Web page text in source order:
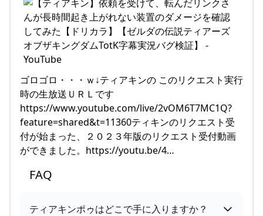
ゴロゴロ・・・ｗ↓ティアキンの このリクエスト実行
時の生放送ＵＲＬです
https://www.youtube.com/live/2vOM6T7MC1Q?
feature=shared&t=11360ティキンのリクエスト受
付が始まった、２０２３年版のリクエスト受付動画
ができました。https://youtu.be/4…
FAQ
ティアキンポゥはどこで手に入りますか？